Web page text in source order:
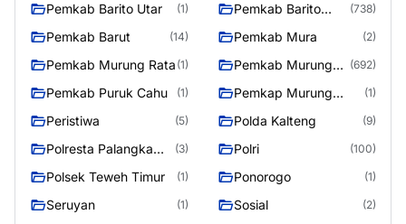
Pemkab Barito Utar (1)
Pemkab Barito
(738)
Pemkab Barut (14) Pemkab Mura (2)
Pemkab Murung Rata (1)
Pemkab Murung
(692)
Pemkab Puruk Cahu (1)
Pemkap Murung
(1)
Peristiwa (5) Polda Kalteng (9)
Polresta Palangka
(3) Polri (100)
Polsek Teweh Timur (1) Ponorogo (1)
Seruyan (1) Sosial (2)